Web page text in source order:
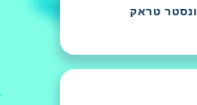
טראק